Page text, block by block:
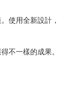
使用全新設計
不一樣的成果。